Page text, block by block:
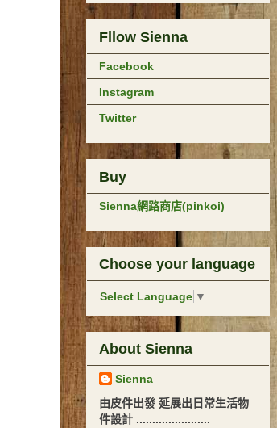
Fllow Sienna
Facebook
Instagram
Twitter
Buy
Sienna網路商店(pinkoi)
Choose your language
Select Language ▼
About Sienna
Sienna
由皮件出發 延展出日常生活物
件設計 .......................